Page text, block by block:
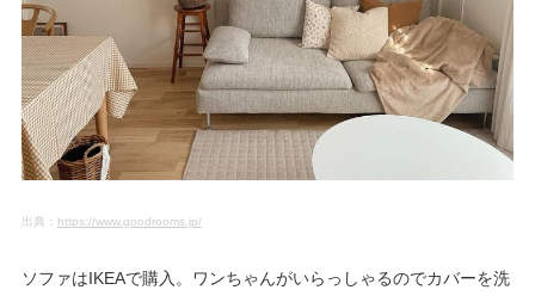
出典： https://www.goodrooms.jp/
ソファはIKEAで購入。ワンちゃんがいらっしゃるのでカバーを洗